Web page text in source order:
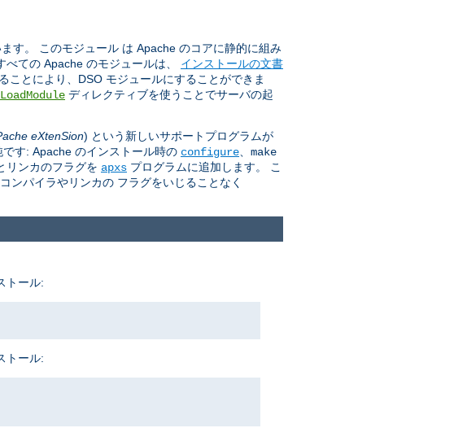
す。 このモジュール は Apache のコアに静的に組み
ての Apache のモジュールは、 インストールの文書
ことにより、DSO モジュールにすることができま
LoadModule ディレクティブを使うことでサーバの起
eXtenSion) という新しいサポートプログラムが
す: Apache のインストール時の configure
make
リンカのフラグを apxs プログラムに追加します。 こ
ンパイラやリンカの フラグをいじることなく
トール:
トール: